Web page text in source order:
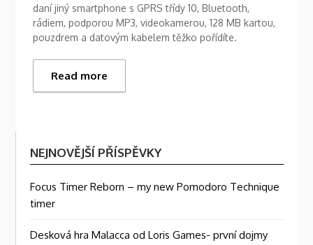
daní jiný smartphone s GPRS třídy 10, Bluetooth,
rádiem, podporou MP3, videokamerou, 128 MB kartou,
pouzdrem a datovým kabelem těžko pořídíte.
Read more
NEJNOVĚJŠÍ PŘÍSPĚVKY
Focus Timer Reborn – my new Pomodoro Technique
timer
Desková hra Malacca od Loris Games- první dojmy